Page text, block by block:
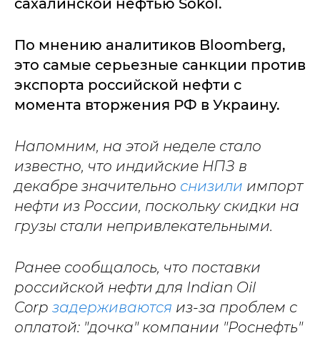
сахалинской нефтью Sokol.
По мнению аналитиков Bloomberg,
это самые серьезные санкции против
экспорта российской нефти с
момента вторжения РФ в Украину.
Напомним, на этой неделе стало
известно, что индийские НПЗ в
декабре значительно снизили импорт
нефти из России, поскольку скидки на
грузы стали непривлекательными.
Ранее сообщалось, что поставки
российской нефти для Indian Oil
Corp задерживаются из-за проблем с
оплатой: "дочка" компании "Роснефть"